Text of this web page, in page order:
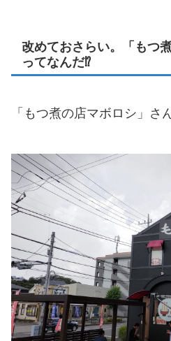
改めておさらい。「もつ
ってなんだ⁉
「もつ煮の店マボロシ」さん